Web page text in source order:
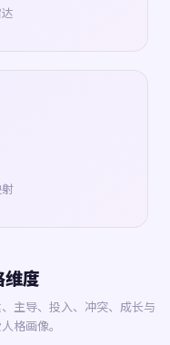
度
主导、投入、冲突、成长与
格画像。